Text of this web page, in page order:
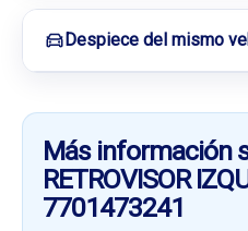
Despiece del mismo
Más información
RETROVISOR
7701473241